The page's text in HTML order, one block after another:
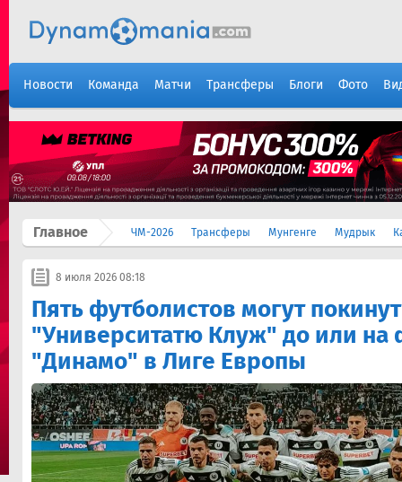
Новости Команда Матчи Трансферы Блоги Фото
Главное ЧМ-2026 Трансферы Мунгенге Мудрык
8 июля 2026 08:18
Пять футболистов могут
"Университатю Клуж" до или на
"Динамо" в Лиге Европы